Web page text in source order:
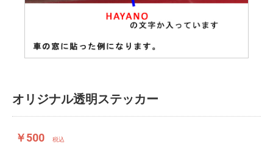
オリジナル透明ステッカー
￥500 税込